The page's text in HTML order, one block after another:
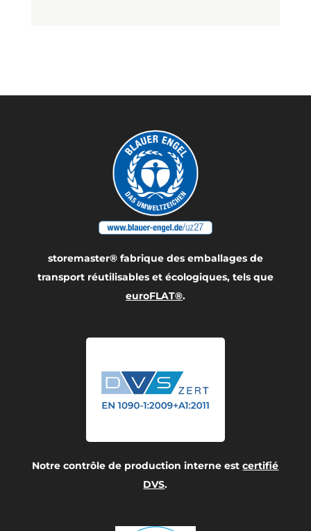
storemaster® fabrique des emballages de
transport réutilisables et écologiques, tels que
euroFLAT®.
Notre contrôle de production interne estcertifié
DVS.